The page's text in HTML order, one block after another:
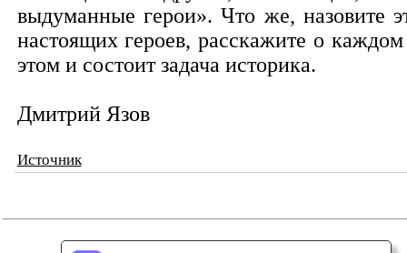
выдуманные герои». Что же, назовите
настоящих героев, расскажите о
этом и состоит задача историка.
Дмитрий Язов
Источник